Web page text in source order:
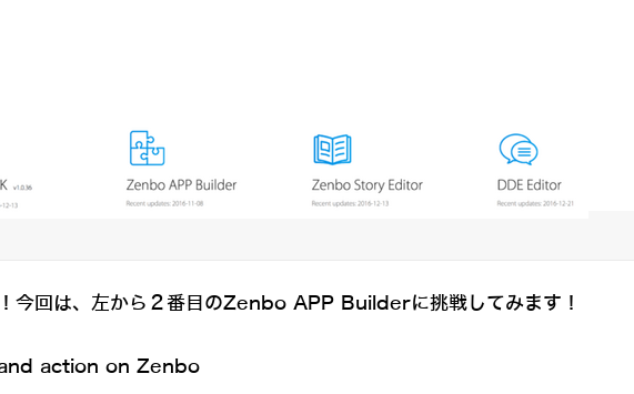
今回は、左から２番目のZenbo APP Builderに挑戦してみます！
action on Zenbo